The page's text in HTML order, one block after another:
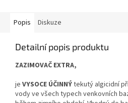
Popis Diskuze
Detailní popis produktu
ZAZIMOVAČ EXTRA,
je VYSOCE ÚČINNÝtekutý algicidní
vody ve všech typech venkovních